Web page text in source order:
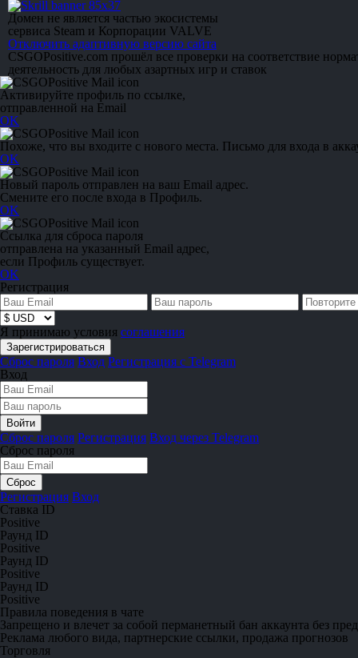
Домен не является частью экосистемы
сервиса Steam и Корпорации VALVE
Отключить адаптивную версию сайта
CSGOPositive.com прошёл все проверки на соответствие
деятельность для любых азартных игр и ставок
Активируйте профиль по ссылке,
отправленной на Email
OK
Похоже, что вы входите с нового места. Письмо для входа в
OK
Новый пароль отправлен на ваш Email адрес.
Смените его после входа в Профиль.
OK
Ссылка для сброса пароля
отправлена на указанный Email адрес,
если Профиль существует.
OK
Регистрация
Я принимаю условия соглашения
Сброс пароля Вход Регистрация с Telegram
Вход
Сброс пароля Регистрация Вход через Telegram
Сброс пароля
Регистрация Вход
Ставка ID
Positive
Раунд ID
Positive
Раунд ID
Positive
Раунд ID
Positive
Правила поведения в чате
Запрещено и влечет за собой перманетный бан аккаунта без
Реклама любого вида, партнерские ссылки, продажа прогнозов
Торговля